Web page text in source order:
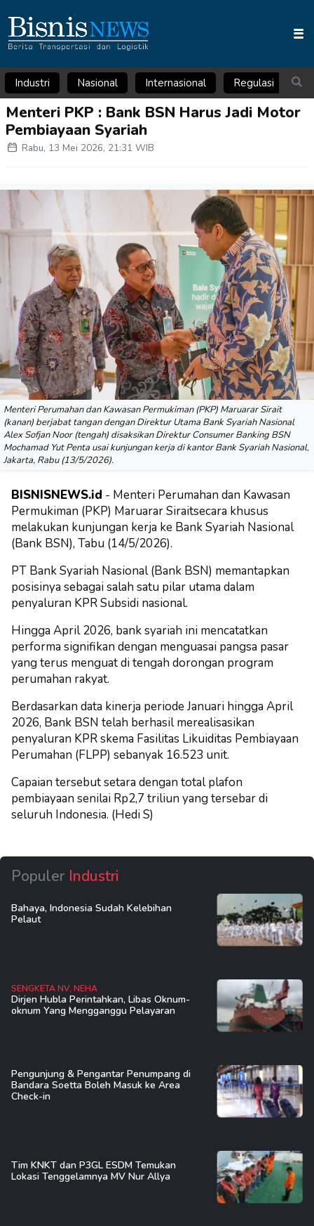
Industri Nasional Internasional Regulasi
Menteri PKP : Bank BSN Harus Jadi Motor
Pembiayaan Syariah
Rabu, 13 Mei 2026, 21:31 WIB
Menteri Perumahan dan Kawasan Permukiman (PKP) Maruarar Sirait
(kanan) berjabat tangan dengan Direktur Utama Bank Syariah Nasional
Alex Sofjan Noor (tengah) disaksikan Direktur Consumer Banking BSN
Mochamad Yut Penta usai kunjungan kerja di kantor Bank Syariah Nasional,
Jakarta, Rabu (13/5/2026).
BISNISNEWS.id - Menteri Perumahan dan Kawasan
Permukiman (PKP) Maruarar Siraitsecara khusus
melakukan kunjungan kerja ke Bank Syariah Nasional
(Bank BSN), Tabu (14/5/2026).
PT Bank Syariah Nasional (Bank BSN) memantapkan
posisinya sebagai salah satu pilar utama dalam
penyaluran KPR Subsidi nasional.
Hingga April 2026, bank syariah ini mencatatkan
performa signifikan dengan menguasai pangsa pasar
yang terus menguat di tengah dorongan program
perumahan rakyat.
Berdasarkan data kinerja periode Januari hingga April
2026, Bank BSN telah berhasil merealisasikan
penyaluran KPR skema Fasilitas Likuiditas Pembiayaan
Perumahan (FLPP) sebanyak 16.523 unit.
Capaian tersebut setara dengan total plafon
pembiayaan senilai Rp2,7 triliun yang tersebar di
seluruh Indonesia. (Hedi S)
Populer Industri
Bahaya, Indonesia Sudah Kelebihan
Pelaut
SENGKETA NV, NEHA
Dirjen Hubla Perintahkan, Libas Oknum-
oknum Yang Mengganggu Pelayaran
Pengunjung & Pengantar Penumpang di
Bandara Soetta Boleh Masuk ke Area
Check-in
Tim KNKT dan P3GL ESDM Temukan
Lokasi Tenggelamnya MV Nur Allya